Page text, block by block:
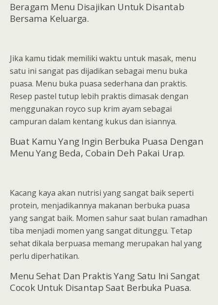
Beragam Menu Disajikan Untuk Disantab
Bersama Keluarga.
Jika kamu tidak memiliki waktu untuk masak, menu
satu ini sangat pas dijadikan sebagai menu buka
puasa. Menu buka puasa sederhana dan praktis.
Resep pastel tutup lebih praktis dimasak dengan
menggunakan royco sup krim ayam sebagai
campuran dalam kentang kukus dan isiannya.
Buat Kamu Yang Ingin Berbuka Puasa Dengan
Menu Yang Beda, Cobain Deh Pakai Urap.
Kacang kaya akan nutrisi yang sangat baik seperti
protein, menjadikannya makanan berbuka puasa
yang sangat baik. Momen sahur saat bulan ramadhan
tiba menjadi momen yang sangat ditunggu. Tetap
sehat dikala berpuasa memang merupakan hal yang
perlu diperhatikan.
Menu Sehat Dan Praktis Yang Satu Ini Sangat
Cocok Untuk Disantap Saat Berbuka Puasa.